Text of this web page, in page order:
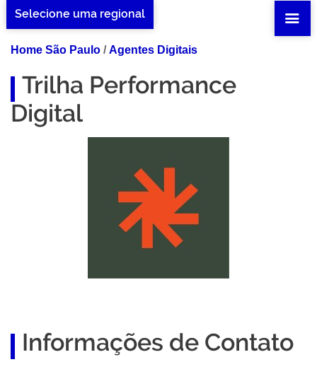
Selecione uma regional
Home São Paulo /Agentes Digitais
Trilha Performance
Digital
Informações de Contato